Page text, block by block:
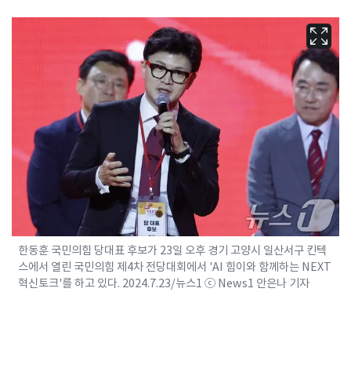
한동훈 국민의힘 당대표 후보가 23일 오후 경기 고양시 일산서구 킨텍
스에서 열린 국민의힘 제4차 전당대회에서 'AI 힘이와 함께하는 NEXT
혁신토크'를 하고 있다. 2024.7.23/뉴스1 ⓒ News1 안은나 기자